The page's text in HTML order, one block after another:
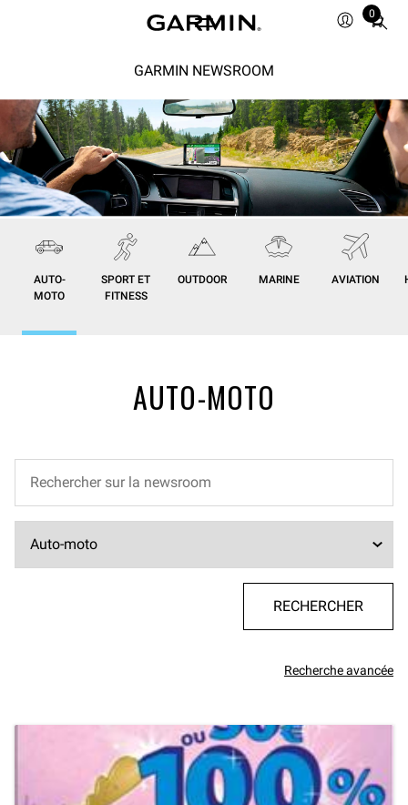
0
Total
0
GARMIN NEWSROOM
AUTO-
MOTO
SPORT ET
FITNESS
OUTDOOR MARINE AVIATION
AUTO-MOTO
Recherche avancée